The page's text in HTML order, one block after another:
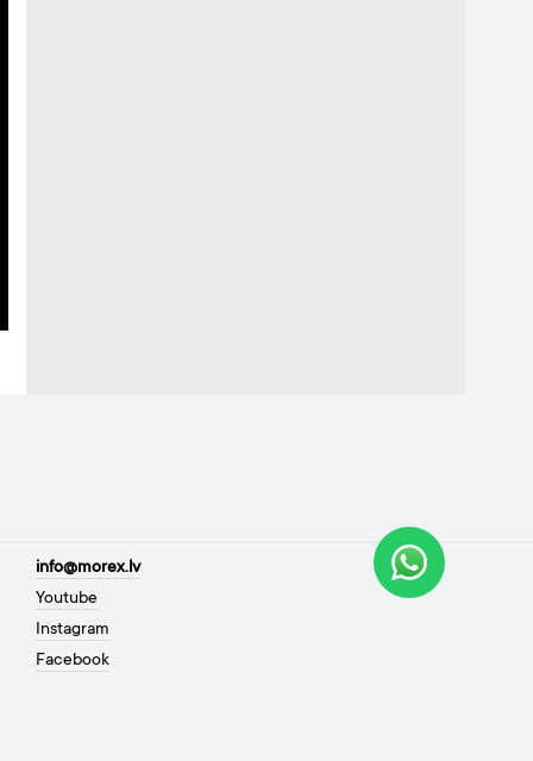
info@morex.lv
Youtube
Instagram
Facebook